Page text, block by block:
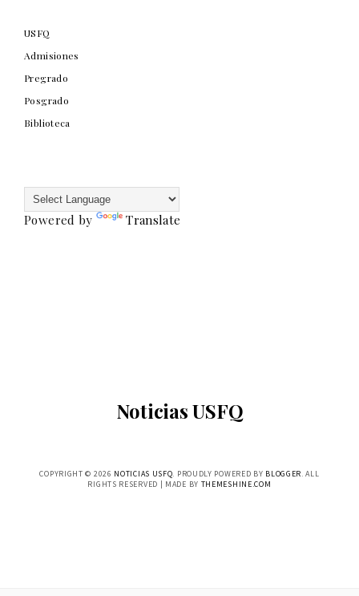
USFQ
Admisiones
Pregrado
Posgrado
Biblioteca
Powered by Translate
Noticias USFQ
COPYRIGHT © 2026 NOTICIAS USFQ. PROUDLY POWERED BY BLOGGER. ALL
RIGHTS RESERVED | MADE BY THEMESHINE.COM